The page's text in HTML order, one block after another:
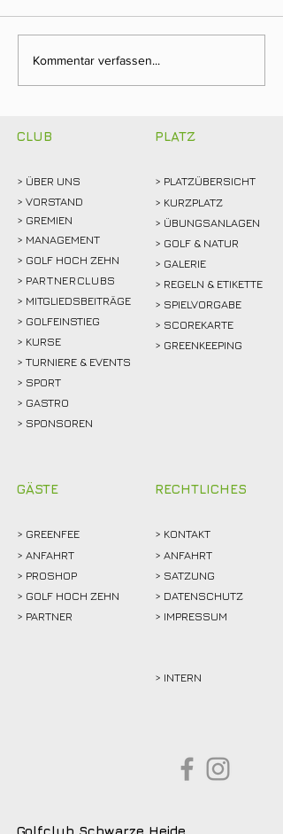
Ein Tag für die
Clubgeschichte: Justin
Kommentar verfassen...
CLUB
> ÜBER UNS
> VORSTAND
> GREMIEN
> MANAGEMENT
> GOLF HOCH ZEHN
> PARTNERCLUBS
> MITGLIEDSBEITRÄGE
> GOLFEINSTIEG
> KURSE
> TURNIERE & EVENTS
> SPORT
> GASTRO
> SPONSOREN
GÄSTE
> GREENFEE
> ANFAHRT
> PROSHOP
> GOLF HOCH ZEHN
> PARTNER
PLATZ
> PLATZÜBERSICHT
> KURZPLATZ
> ÜBUNGSANLAGEN
> GOLF & NATUR
> GALERIE
> REGELN & ETIKETTE
> SPIELVORGABE
> SCOREKARTE
> GREENKEEPING
RECHTLICHES
> KONTAKT
> ANFAHRT
> SATZUNG
> DATENSCHUTZ
> IMPRESSUM
> INTERN